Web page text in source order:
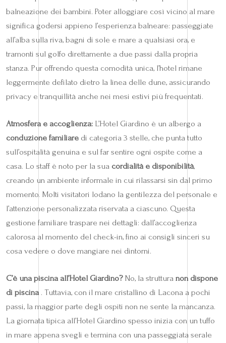
balneazione dei bambini. Poter alloggiare così vicino al mare
significa godersi appieno l’esperienza balneare: passeggiate
all’alba sulla riva, bagni di sole e mare a qualsiasi ora, e
tramonti sul golfo direttamente a due passi dalla propria
stanza. Pur offrendo questa comodità unica, l’hotel rimane
leggermente defilato dietro la linea delle dune, assicurando
privacy e tranquillità anche nei mesi estivi più frequentati.
Atmosfera e accoglienza: L’Hotel Giardino è un albergo a
conduzione familiare di categoria 3 stelle, che punta tutto
sull’ospitalità genuina e sul far sentire ogni ospite come a
casa. Lo staff è noto per la sua cordialità e disponibilità,
creando un ambiente informale in cui rilassarsi sin dal primo
momento. Molti visitatori lodano la gentilezza del personale e
l’attenzione personalizzata riservata a ciascuno. Questa
gestione familiare traspare nei dettagli: dall’accoglienza
calorosa al momento del check-in, fino ai consigli sinceri su
cosa vedere o dove mangiare nei dintorni.
C’è una piscina all’Hotel Giardino?No, la struttura non dispone
di piscina. Tuttavia, con il mare cristallino di Lacona a pochi
passi, la maggior parte degli ospiti non ne sente la mancanza.
La giornata tipica all’Hotel Giardino spesso inizia con un tuffo
in mare appena svegli e termina con una passeggiata serale